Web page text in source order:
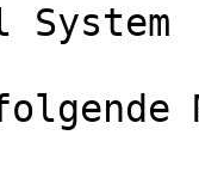
System